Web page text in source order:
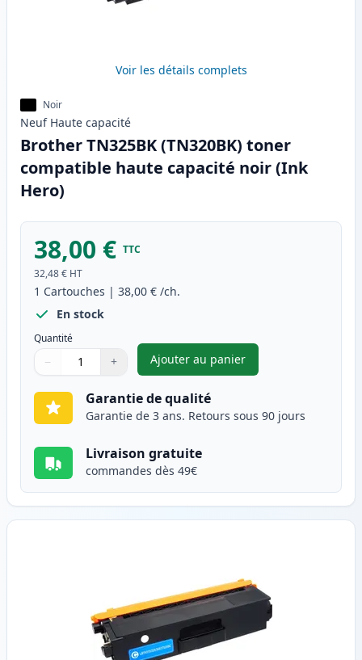
Voir les détails complets
Noir
Neuf Haute capacité
Brother TN325BK (TN320BK) toner
compatible haute capacité noir (Ink
Hero)
38,00 € TTC
32,48 € HT
1 Cartouches | 38,00 € /ch.
En stock
Quantité
Quantité
Utilisez les boutons pour ajuster
− +
Quantité
Ajouter au panier
,Brother TN325BK
Garantie de qualité
Garantie de 3 ans. Retours sous 90 jours
Livraison gratuite
commandes dès 49€